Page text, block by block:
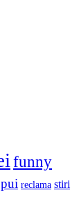
funny
pui reclama stiri